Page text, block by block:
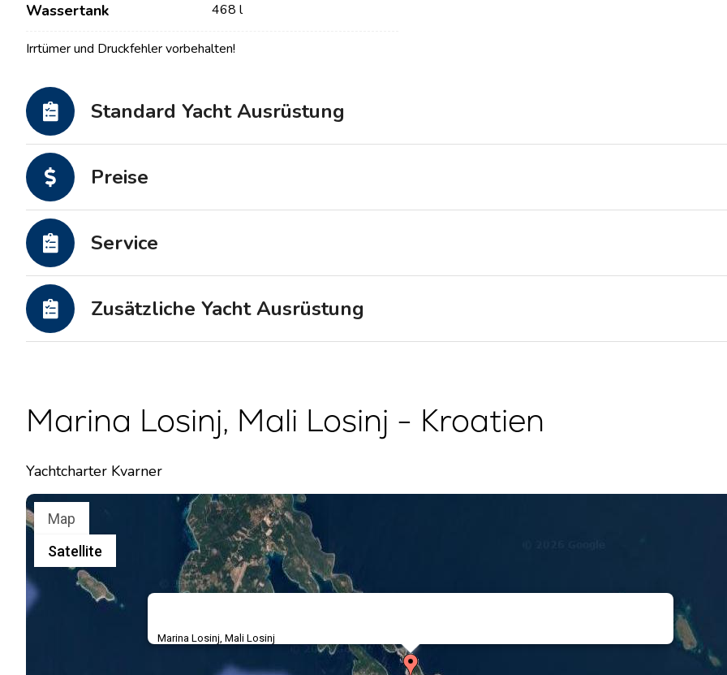
Wassertank 468 l
Irrtümer und Druckfehler vorbehalten!
Standard Yacht Ausrüstung
Preise
Service
Zusätzliche Yacht Ausrüstung
Marina Losinj, Mali Losinj - Kroatien
Yachtcharter Kvarner
Marina Losinj, Mali Losinj
Map
Satellite
Partner
Häufig gestellte Fragen
Motorkatamarane